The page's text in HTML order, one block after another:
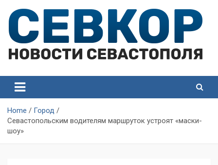
content
Севастополя
Севастополя
Home
Город
Севастопольским водителям маршруток устроят «маски-
шоу»